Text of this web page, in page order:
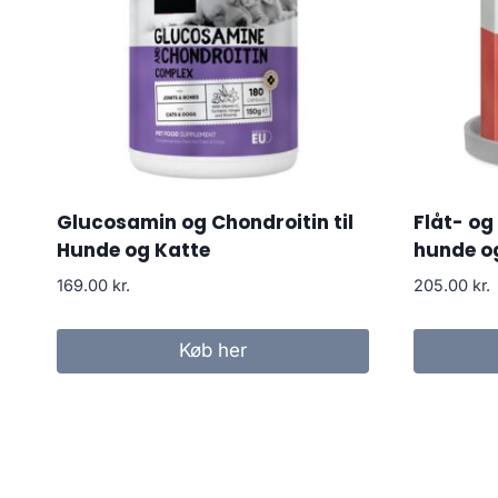
Glucosamin og Chondroitin til
Hunde og Katte
169.00 kr.
Køb her
Flåt- og
hunde
205.00 kr.